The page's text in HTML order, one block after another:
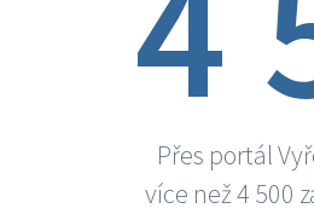
Přes portál
více než 4 500